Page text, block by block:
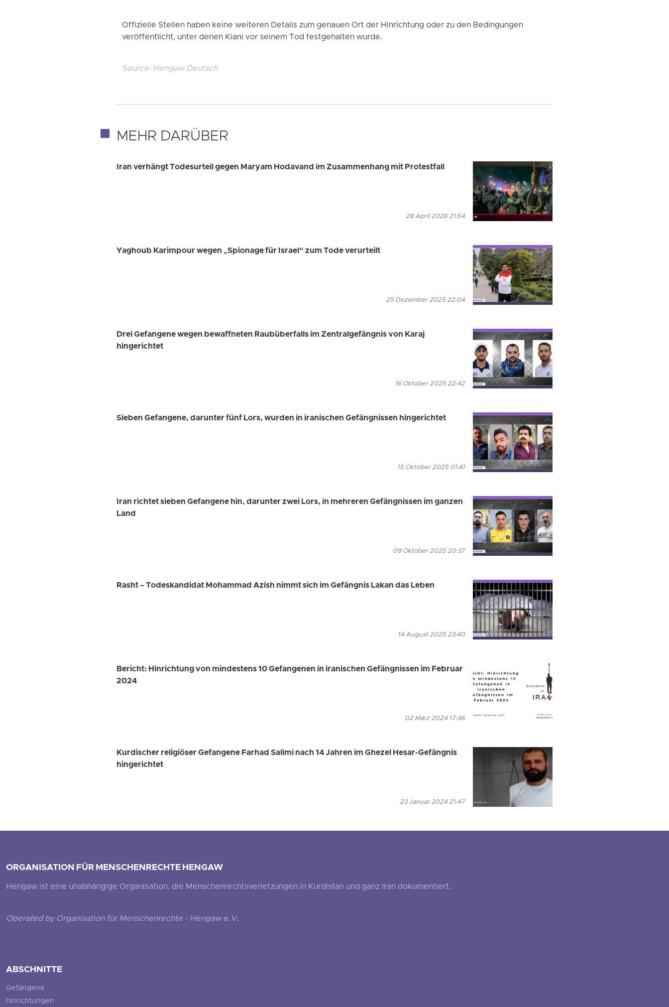
Offizielle Stellen haben keine weiteren Details zum genauen Ort der Hinrichtung oder zu den Bedingungen
veröffentlicht, unter denen Kiani vor seinem Tod festgehalten wurde.
Source: Hengaw Deutsch
MEHR DARÜBER
Iran verhängt Todesurteil gegen Maryam Hodavand im Zusammenhang mit Protestfall
28 April 2026 21:54
Yaghoub Karimpour wegen „Spionage für Israel“ zum Tode verurteilt
25 Dezember 2025 22:04
Drei Gefangene wegen bewaffneten Raubüberfalls im Zentralgefängnis von Karaj
hingerichtet
16 Oktober 2025 22:42
Sieben Gefangene, darunter fünf Lors, wurden in iranischen Gefängnissen hingerichtet
15 Oktober 2025 01:41
Iran richtet sieben Gefangene hin, darunter zwei Lors, in mehreren Gefängnissen im ganzen
Land
09 Oktober 2025 20:37
Rasht – Todeskandidat Mohammad Azish nimmt sich im Gefängnis Lakan das Leben
14 August 2025 23:40
Bericht: Hinrichtung von mindestens 10 Gefangenen in iranischen Gefängnissen im Februar
2024
02 März 2024 17:46
Kurdischer religiöser Gefangene Farhad Salimi nach 14 Jahren im Ghezel Hesar-Gefängnis
hingerichtet
23 Januar 2024 21:47
ORGANISATION FÜR MENSCHENRECHTE HENGAW
Hengaw ist eine unabhängige Organisation, die Menschenrechtsverletzungen in Kurdistan und ganz Iran dokumentiert.
Operated by Organisation für Menschenrechte - Hengaw e.V.
ABSCHNITTE
Gefangene
hinrichtungen